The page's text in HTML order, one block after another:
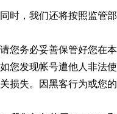
同时，我们还将按照监管
请您务必妥善保管好您在
如您发现帐号遭他人非法
关损失。因黑客行为或您